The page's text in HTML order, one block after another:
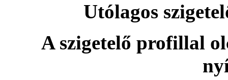
Utólagos
A szigetelő profillal